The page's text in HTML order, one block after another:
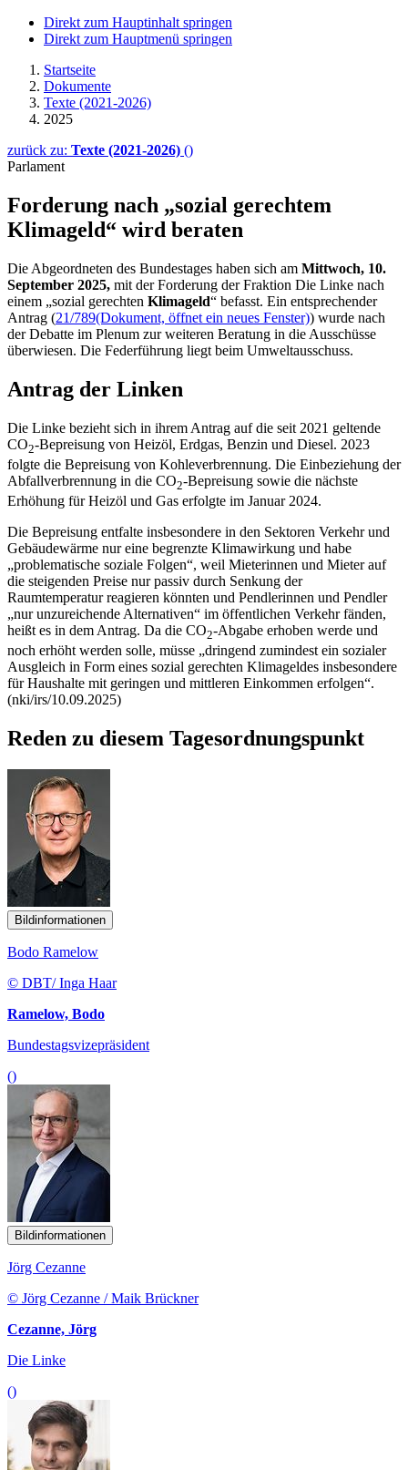
Direkt zum Hauptinhalt springen
Direkt zum Hauptmenü springen
Startseite
Dokumente
Texte (2021-2026)
2025
zurück zu: Texte (2021-2026) ()
Parlament
Forderung nach „sozial gerechtem
Klimageld“ wird beraten
Die Abgeordneten des Bundestages haben sich am Mittwoch, 10.
September 2025, mit der Forderung der Fraktion Die Linke nach
einem „sozial gerechten Klimageld“ befasst. Ein entsprechender
Antrag (21/789(Dokument, öffnet ein neues Fenster)) wurde nach
der Debatte im Plenum zur weiteren Beratung in die Ausschüsse
überwiesen. Die Federführung liegt beim Umweltausschuss.
Antrag der Linken
Die Linke bezieht sich in ihrem Antrag auf die seit 2021 geltende
CO2-Bepreisung von Heizöl, Erdgas, Benzin und Diesel. 2023
folgte die Bepreisung von Kohleverbrennung. Die Einbeziehung der
Abfallverbrennung in die CO2-Bepreisung sowie die nächste
Erhöhung für Heizöl und Gas erfolgte im Januar 2024.
Die Bepreisung entfalte insbesondere in den Sektoren Verkehr und
Gebäudewärme nur eine begrenzte Klimawirkung und habe
„problematische soziale Folgen“, weil Mieterinnen und Mieter auf
die steigenden Preise nur passiv durch Senkung der
Raumtemperatur reagieren könnten und Pendlerinnen und Pendler
„nur unzureichende Alternativen“ im öffentlichen Verkehr fänden,
heißt es in dem Antrag. Da die CO2-Abgabe erhoben werde und
noch erhöht werden solle, müsse „dringend zumindest ein sozialer
Ausgleich in Form eines sozial gerechten Klimageldes insbesondere
für Haushalte mit geringen und mittleren Einkommen erfolgen“.
(nki/irs/10.09.2025)
Reden zu diesem Tagesordnungspunkt
Bildinformationen
Bodo Ramelow
© DBT/ Inga Haar
Ramelow, Bodo
Bundestagsvizepräsident
()
Bildinformationen
Jörg Cezanne
© Jörg Cezanne / Maik Brückner
Cezanne, Jörg
Die Linke
()